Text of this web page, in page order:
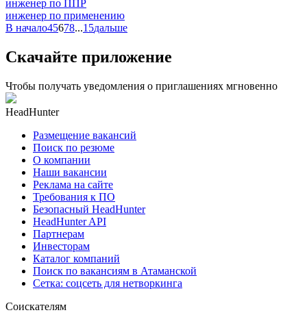
инженер по ППР
инженер по применению
В начало45678...15дальше
Скачайте приложение
Чтобы получать уведомления о приглашениях мгновенно
HeadHunter
Размещение вакансий
Поиск по резюме
О компании
Наши вакансии
Реклама на сайте
Требования к ПО
Безопасный HeadHunter
HeadHunter API
Партнерам
Инвесторам
Каталог компаний
Поиск по вакансиям в Атаманской
Сетка: соцсеть для нетворкинга
Соискателям